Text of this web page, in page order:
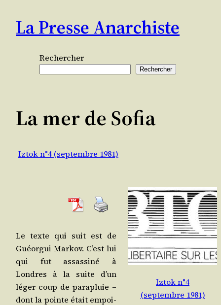
contenu
La Presse Anarchiste
Rechercher
Rechercher
La mer de Sofia
Iztok n°4 (septembre 1981)
Le texte qui suit est de
Guéor­gui Mar­kov. C’est lui
qui fut assas­si­né à
Londres à la suite d’un
léger coup de para­pluie –
dont la pointe était empoi­
Iztok n°4
(septembre 1981)